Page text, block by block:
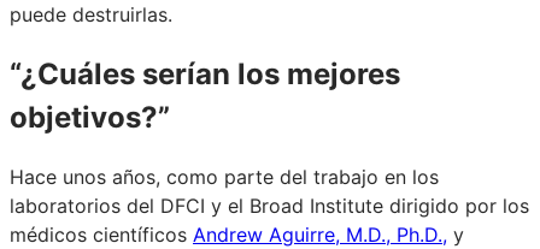
puede destruirlas.
“¿Cuáles serían los mejores
objetivos?”
Hace unos años, como parte del trabajo en los
laboratorios del DFCI y el Broad Institute dirigido por los
médicos científicos Andrew Aguirre, M.D., Ph.D., y